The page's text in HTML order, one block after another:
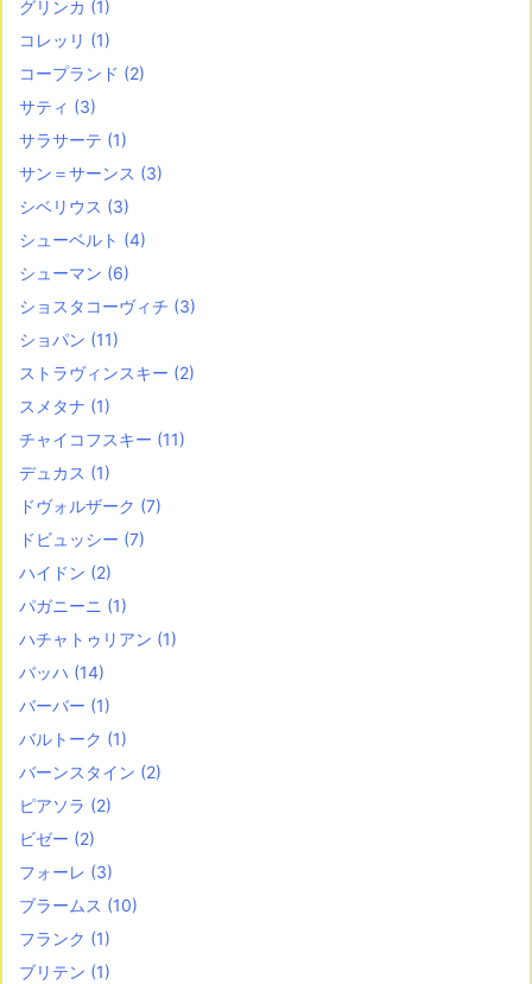
グリンカ (1)
コレッリ (1)
コープランド (2)
サティ (3)
サラサーテ (1)
サン＝サーンス (3)
シベリウス (3)
シューベルト (4)
シューマン (6)
ショスタコーヴィチ (3)
ショパン (11)
ストラヴィンスキー (2)
スメタナ (1)
チャイコフスキー (11)
デュカス (1)
ドヴォルザーク (7)
ドビュッシー (7)
ハイドン (2)
パガニーニ (1)
ハチャトゥリアン (1)
バッハ (14)
バーバー (1)
バルトーク (1)
バーンスタイン (2)
ピアソラ (2)
ビゼー (2)
フォーレ (3)
ブラームス (10)
フランク (1)
ブリテン (1)